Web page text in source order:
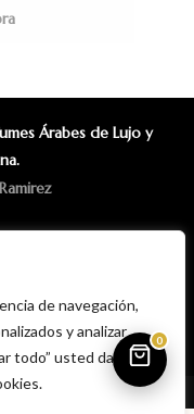
de navegación,
y analizar
todo” usted da su
Árabes de Lujo y
0